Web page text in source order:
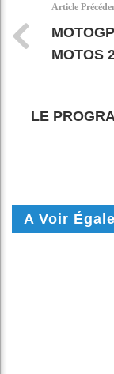
Article
MOTOS
LE
A Voir